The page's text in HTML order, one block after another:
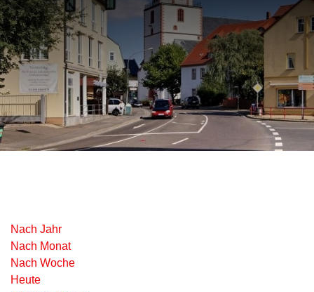
Nach Jahr
Nach Monat
Nach Woche
Heute